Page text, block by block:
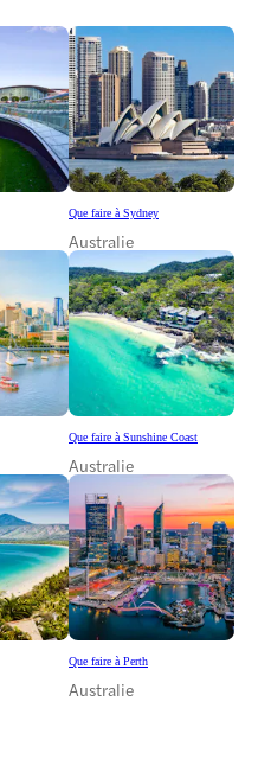
Que faire à Sydney
Australie
Que faire à Sunshine Coast
Australie
Que faire à Perth
Australie